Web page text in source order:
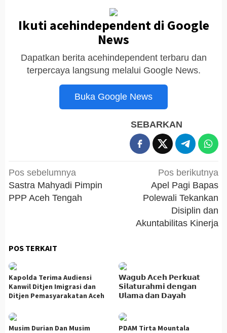
Ikuti acehindependent di Google
News
Dapatkan berita acehindependent terbaru dan
terpercaya langsung melalui Google News.
Buka Google News
SEBARKAN
Navigasi
pos
Pos sebelumnya
Sastra Mahyadi Pimpin
PPP Aceh Tengah
Pos berikutnya
Apel Pagi Bapas
Polewali Tekankan
Disiplin dan
Akuntabilitas Kinerja
POS TERKAIT
Kapolda Terima Audiensi
Kanwil Ditjen Imigrasi dan
Ditjen Pemasyarakatan Aceh
𝗪𝗮𝗴𝘂𝗯 𝗔𝗰𝗲𝗵 𝗣𝗲𝗿𝗸𝘂𝗮𝘁
𝗦𝗶𝗹𝗮𝘁𝘂𝗿𝗮𝗵𝗺𝗶 𝗱𝗲𝗻𝗴𝗮𝗻
𝗨𝗹𝗮𝗺𝗮 𝗱𝗮𝗻 𝗗𝗮𝘆𝗮𝗵
Musim Durian Dan Musim
PDAM Tirta Mountala